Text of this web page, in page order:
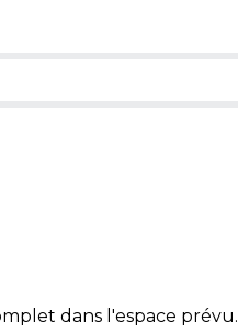
dans l'espace prévu.